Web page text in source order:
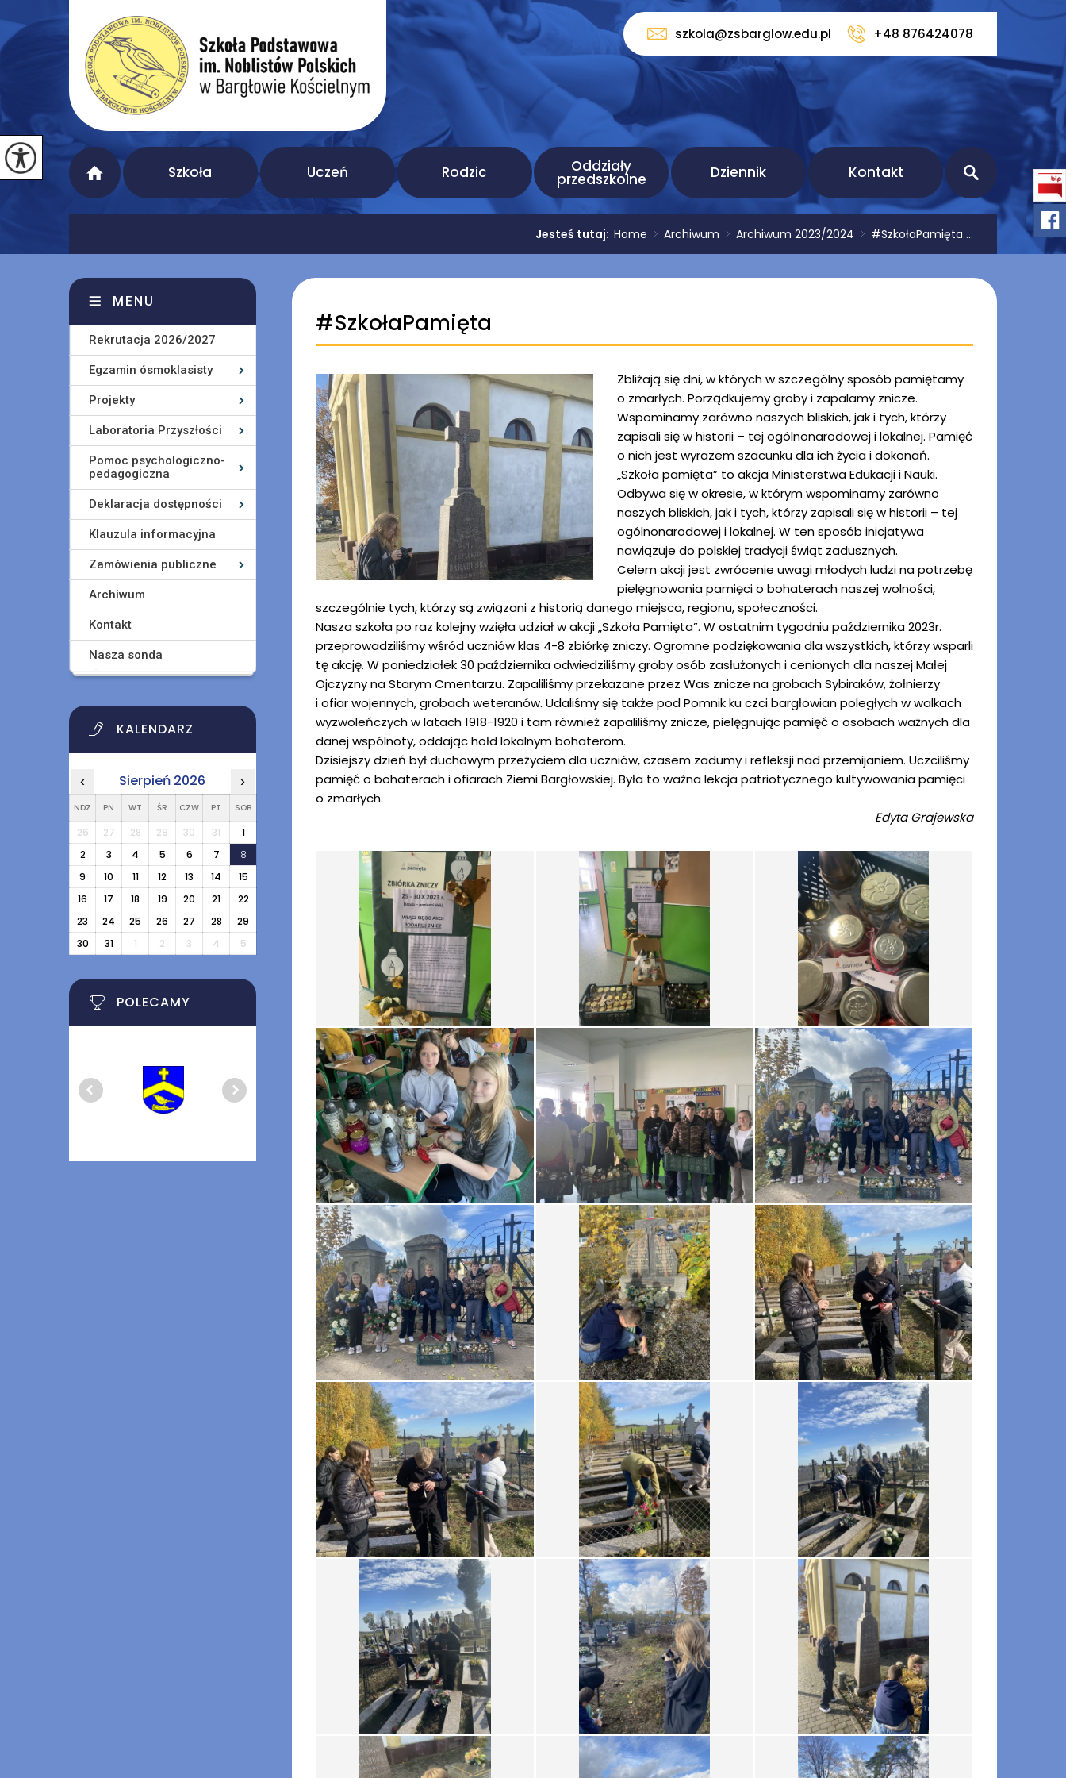
szkola@zsbarglow.edu.pl +48 876424078
Szkoła Uczeń Rodzic Oddziały
przedszkolne Dziennik Kontakt
Jesteś tutaj: Home > Archiwum > Archiwum 2023/2024 > #SzkołaPamięta ...
#SzkołaPamięta
Zbliżają się dni, w których w szczególny sposób pamiętamy
o zmarłych. Porządkujemy groby i zapalamy znicze.
Wspominamy zarówno naszych bliskich, jak i tych, którzy
zapisali się w historii – tej ogólnonarodowej i lokalnej. Pamięć
o nich jest wyrazem szacunku dla ich życia i dokonań.
„Szkoła pamięta” to akcja Ministerstwa Edukacji i Nauki.
Odbywa się w okresie, w którym wspominamy zarówno
naszych bliskich, jak i tych, którzy zapisali się w historii – tej
ogólnonarodowej i lokalnej. W ten sposób inicjatywa
nawiązuje do polskiej tradycji świąt zadusznych.
Celem akcji jest zwrócenie uwagi młodych ludzi na potrzebę
pielęgnowania pamięci o bohaterach naszej wolności,
szczególnie tych, którzy są związani z historią danego miejsca, regionu, społeczności.
Nasza szkoła po raz kolejny wzięła udział w akcji „Szkoła Pamięta”. W ostatnim tygodniu października 2023r.
przeprowadziliśmy wśród uczniów klas 4-8 zbiórkę zniczy. Ogromne podziękowania dla wszystkich, którzy wsparli
tę akcję. W poniedziałek 30 października odwiedziliśmy groby osób zasłużonych i cenionych dla naszej Małej
Ojczyzny na Starym Cmentarzu. Zapaliliśmy przekazane przez Was znicze na grobach Sybiraków, żołnierzy
i ofiar wojennych, grobach weteranów. Udaliśmy się także pod Pomnik ku czci bargłowian poległych w walkach
wyzwoleńczych w latach 1918-1920 i tam również zapaliliśmy znicze, pielęgnując pamięć o osobach ważnych dla
danej wspólnoty, oddając hołd lokalnym bohaterom.
Dzisiejszy dzień był duchowym przeżyciem dla uczniów, czasem zadumy i refleksji nad przemijaniem. Uczciliśmy
pamięć o bohaterach i ofiarach Ziemi Bargłowskiej. Była to ważna lekcja patriotycznego kultywowania pamięci
o zmarłych.
Edyta Grajewska
MENU
Rekrutacja 2026/2027
Egzamin ósmoklasisty
Projekty
Laboratoria Przyszłości
Pomoc psychologiczno-
pedagogiczna
Deklaracja dostępności
Klauzula informacyjna
Zamówienia publiczne
Archiwum
Kontakt
Nasza sonda
KALENDARZ
‹ Sierpień 2026 ›
NDZ PN WT ŚR CZW PT SOB
26 27 28 29 30 31
1
2
3 4 5 6 7
8
9
10 11 12 13 14
15
16
17 18 19 20 21
22
23
24 25 26 27 28
29
30
31 1 2 3 4 5
POLECAMY